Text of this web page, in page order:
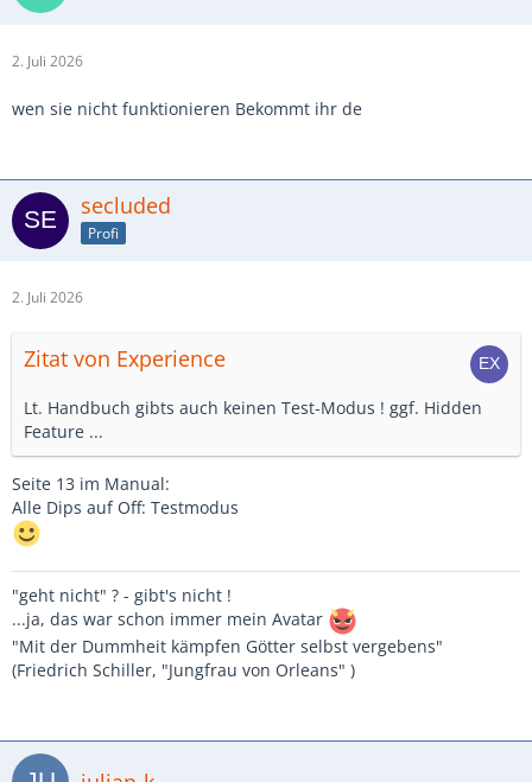
2. Juli 2026
wen sie nicht funktionieren Bekommt ihr de
secluded
Profi
2. Juli 2026
Zitat von Experience
Lt. Handbuch gibts auch keinen Test-Modus ! ggf. Hidden
Feature ...
Seite 13 im Manual:
Alle Dips auf Off: Testmodus
"geht nicht" ? - gibt's nicht !
...ja, das war schon immer mein Avatar
"Mit der Dummheit kämpfen Götter selbst vergebens"
(Friedrich Schiller, "Jungfrau von Orleans" )